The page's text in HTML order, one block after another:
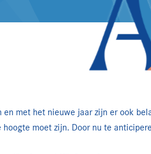
en met het nieuwe jaar zijn er ook
hoogte moet zijn. Door nu te